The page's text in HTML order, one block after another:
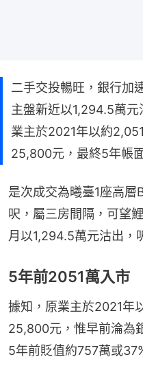
二手交投暢旺，銀行加
主盤新近以1,294.5萬
業主於2021年以約
25,800元，最終5年帳
是次成交為曦臺1座高
呎，屬三房間隔，可望
月以1,294.5萬元沽出，
5年前2051萬入市
據知，原業主於2021年
25,800元，惟早前淪為
5年前貶值約757萬或